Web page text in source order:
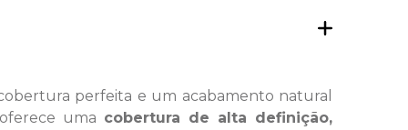
perfeita e um acabamento natural
uma cobertura de alta definição,